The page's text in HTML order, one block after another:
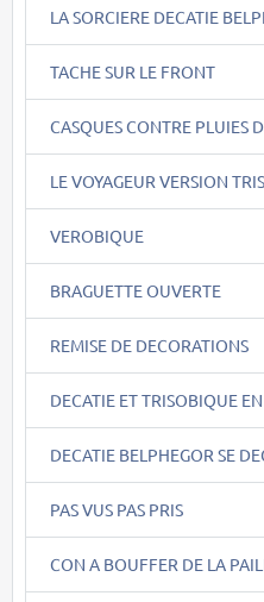
LA SORCIERE DECATIE
TACHE SUR LE FRONT
CASQUES CONTRE PLUIES
LE VOYAGEUR VERSION
VEROBIQUE
BRAGUETTE OUVERTE
REMISE DE DECORATIONS
DECATIE ET TRISOBIQUE
DECATIE BELPHEGOR SE
PAS VUS PAS PRIS
CON A BOUFFER DE LA